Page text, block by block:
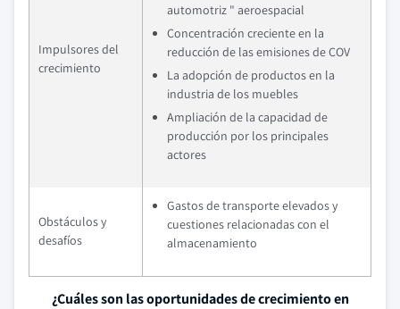
Impulsores del
crecimiento
automotriz " aeroespacial
Concentración creciente en la
reducción de las emisiones de COV
La adopción de productos en la
industria de los muebles
Ampliación de la capacidad de
producción por los principales
actores
Obstáculos y
desafíos
Gastos de transporte elevados y
cuestiones relacionadas con el
almacenamiento
¿Cuáles son las oportunidades de crecimiento en